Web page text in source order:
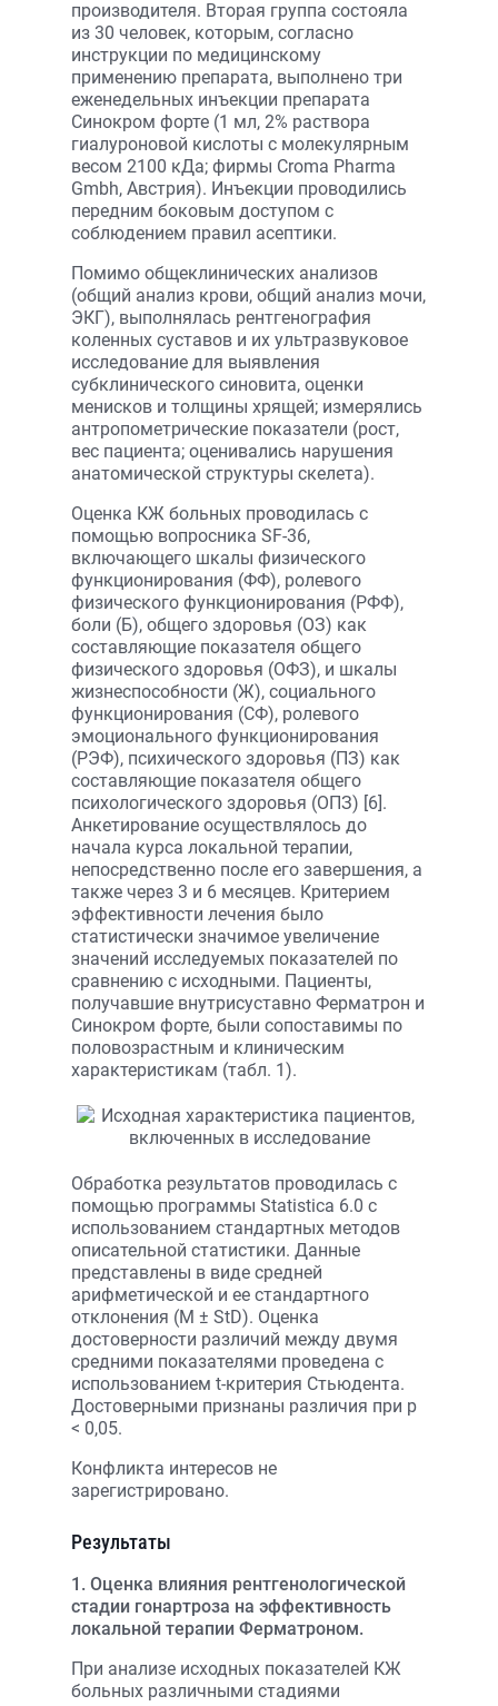
производителя. Вторая группа состояла
из 30 человек, которым, согласно
инструкции по медицинскому
применению препарата, выполнено три
еженедельных инъекции препарата
Синокром форте (1 мл, 2% раствора
гиалуроновой кислоты с молекулярным
весом 2100 кДа; фирмы Croma Pharma
Gmbh, Австрия). Инъекции проводились
передним боковым доступом с
соблюдением правил асептики.
Помимо общеклинических анализов
(общий анализ крови, общий анализ мочи,
ЭКГ), выполнялась рентгенография
коленных суставов и их ультразвуковое
исследование для выявления
субклинического синовита, оценки
менисков и толщины хрящей; измерялись
антропометрические показатели (рост,
вес пациента; оценивались нарушения
анатомической структуры скелета).
Оценка КЖ больных проводилась с
помощью вопросника SF-36,
включающего шкалы физического
функционирования (ФФ), ролевого
физического функционирования (РФФ),
боли (Б), общего здоровья (ОЗ) как
составляющие показателя общего
физического здоровья (ОФЗ), и шкалы
жизнеспособности (Ж), социального
функционирования (СФ), ролевого
эмоционального функционирования
(РЭФ), психического здоровья (ПЗ) как
составляющие показателя общего
психологического здоровья (ОПЗ) [6].
Анкетирование осуществлялось до
начала курса локальной терапии,
непосредственно после его завершения, а
также через 3 и 6 месяцев. Критерием
эффективности лечения было
статистически значимое увеличение
значений исследуемых показателей по
сравнению с исходными. Пациенты,
получавшие внутрисуставно Ферматрон и
Синокром форте, были сопоставимы по
половозрастным и клиническим
характеристикам (табл. 1).
Обработка результатов проводилась с
помощью программы Statistica 6.0 с
использованием стандартных методов
описательной статистики. Данные
представлены в виде средней
арифметической и ее стандартного
отклонения (M ± StD). Оценка
достоверности различий между двумя
средними показателями проведена с
использованием t-критерия Стьюдента.
Достоверными признаны различия при p
< 0,05.
Конфликта интересов не
зарегистрировано.
Результаты
1. Оценка влияния рентгенологической
стадии гонартроза на эффективность
локальной терапии Ферматроном.
При анализе исходных показателей КЖ
больных различными стадиями